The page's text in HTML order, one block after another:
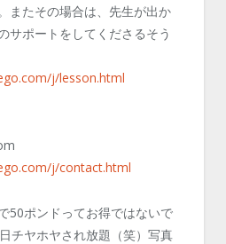
またその場合は、先生が出か
サポートをしてくださるそう
j/lesson.html
j/contact.html
50ポンドってお得ではないで
チヤホヤされ放題（笑）写真